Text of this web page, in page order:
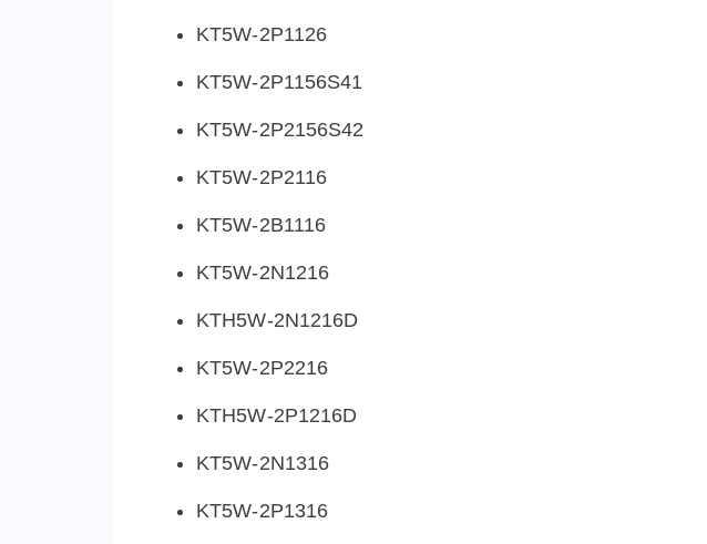
KT5W-2P1126
KT5W-2P1156S41
KT5W-2P2156S42
KT5W-2P2116
KT5W-2B1116
KT5W-2N1216
KTH5W-2N1216D
KT5W-2P2216
KTH5W-2P1216D
KT5W-2N1316
KT5W-2P1316